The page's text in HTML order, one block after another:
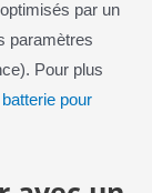
par un
paramètres
Pour plus
pour